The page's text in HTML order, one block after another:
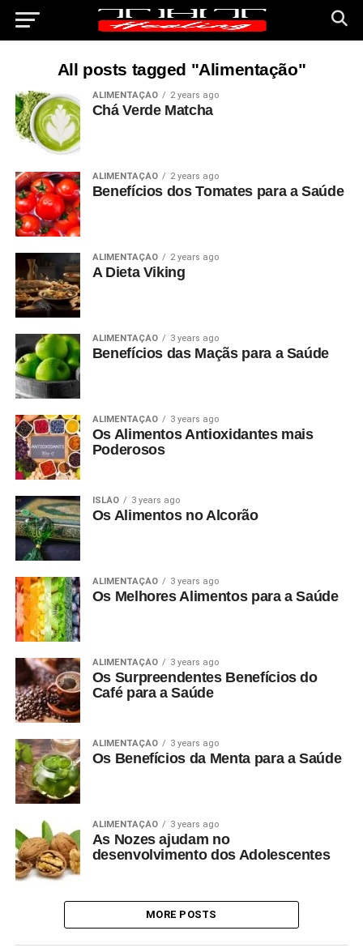
All posts tagged "Alimentação"
ALIMENTAÇÃO 2 years ago
Chá Verde Matcha
ALIMENTAÇÃO 2 years ago
Benefícios dos Tomates para a Saúde
ALIMENTAÇÃO 2 years ago
A Dieta Viking
ALIMENTAÇÃO 3 years ago
Benefícios das Maçãs para a Saúde
ALIMENTAÇÃO 3 years ago
Os Alimentos Antioxidantes mais
Poderosos
ISLÃO 3 years ago
Os Alimentos no Alcorão
ALIMENTAÇÃO 3 years ago
Os Melhores Alimentos para a Saúde
ALIMENTAÇÃO 3 years ago
Os Surpreendentes Benefícios do
Café para a Saúde
ALIMENTAÇÃO 3 years ago
Os Benefícios da Menta para a Saúde
ALIMENTAÇÃO 3 years ago
As Nozes ajudam no
desenvolvimento dos Adolescentes
MORE POSTS